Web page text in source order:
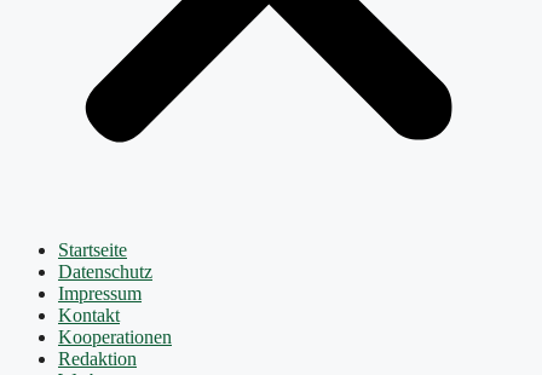
Startseite
Datenschutz
Impressum
Kontakt
Kooperationen
Redaktion